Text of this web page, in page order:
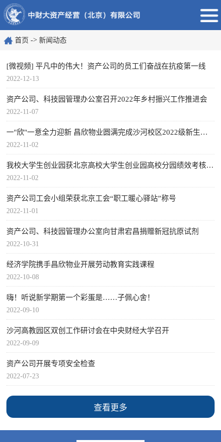
首页 -> 新闻动态
[微视频] 平凡中的伟大！资产公司的员工们奋战在抗疫第一线
2022-12-13
资产公司、科技园管理办公室召开2022年乡村振兴工作推进会
2022-11-07
一"欣"一意全力迎新​ 昌欣物业圆满完成沙河校区2022级新生入学服务保障工作
2022-11-02
我校大学生创业园获北京高校大学生创业园高校分园绩效考核优秀
2022-11-02
资产公司工会小组荣获北京工会“职工暖心驿站”称号
2022-11-01
资产公司、科技园管理办公室向甘肃宕昌捐赠新冠抗原试剂
2022-10-31
经济学院携手昌欣物业开展劳动教育实践课程
2022-10-08
嗨！听说新学期第一个彩蛋是……子佩心舍！
2022-09-10
沙河高教园区双创工作研讨会在中央财经大学召开
2022-09-09
资产公司开展专项安全检查
2022-07-23
查看更多